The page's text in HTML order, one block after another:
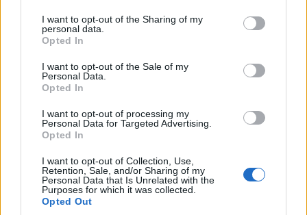
not limited to your visit or usage behaviour. You may click to
grant or deny consent to Google and its third-party tags to
use your data for below specified purposes in below Google
consent section.
I want to opt-out of the Sharing of my
personal data.
Opted In
I want to opt-out of the Sale of my
Personal Data.
Opted In
I want to opt-out of processing my
Personal Data for Targeted Advertising.
Opted In
I want to opt-out of Collection, Use,
Retention, Sale, and/or Sharing of my
Personal Data that Is Unrelated with the
Purposes for which it was collected.
Opted Out
ΕΛΛΑΔΑ
Λέσβος: Με τις καλύτερες… γεύσεις πέρασε στην
ιστορία η τριήμερη 39η Γιορτή Σαρδέλας – Το
σήμα κατατεθέν του κόλπου της Καλλονής
5/08/2026 - 10:35μμ